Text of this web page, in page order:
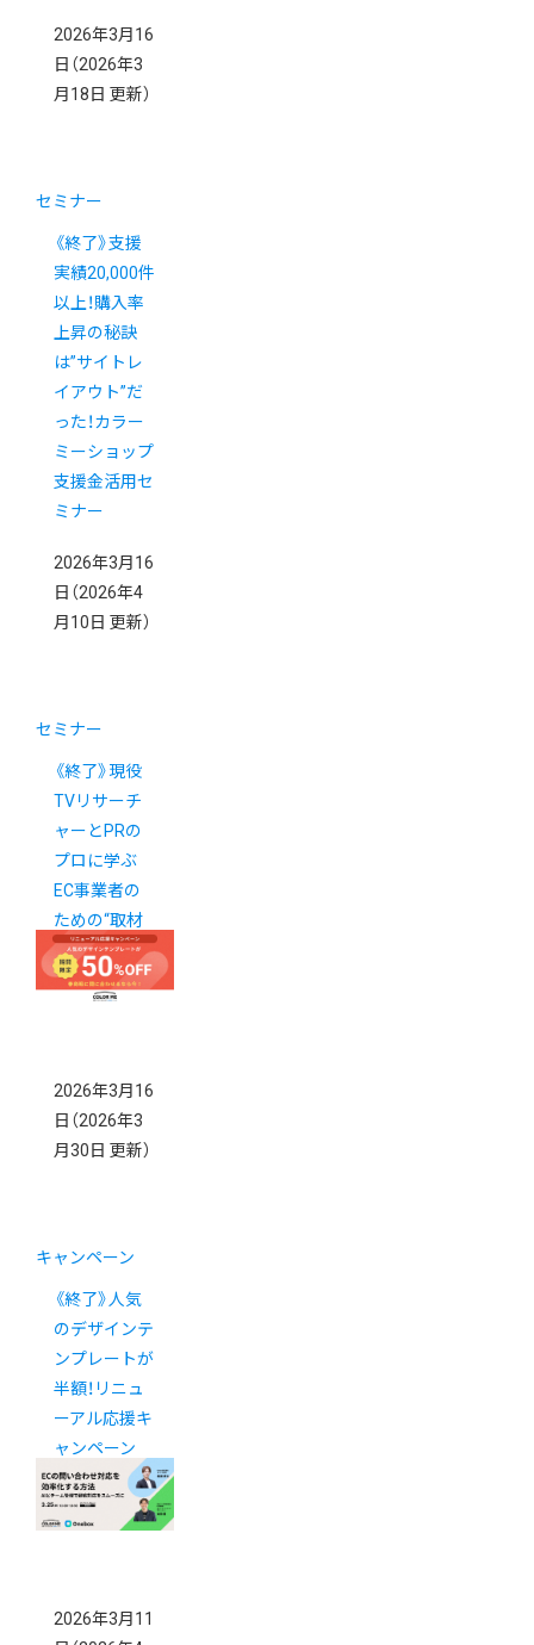
2026年3月16
日 （2026年3
月18日 更新）
セミナー
《終了》支援
実績20,000件
以上！購入率
上昇の秘訣
は”サイトレ
イアウト”だ
った！カラー
ミーショップ
支援金活用セ
ミナー
2026年3月16
日 （2026年4
月10日 更新）
セミナー
《終了》現役
TVリサーチ
ャーとPRの
プロに学ぶ
EC事業者の
ための“取材
されるネ
タ”の作り方
2026年3月16
日 （2026年3
月30日 更新）
キャンペーン
《終了》人気
のデザインテ
ンプレートが
半額！リニュ
ーアル応援キ
ャンペーン
2026年3月11